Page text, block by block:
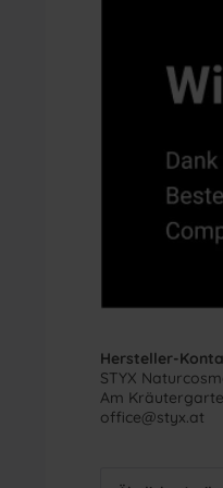
Hersteller-
STYX
Am
office@styx.at